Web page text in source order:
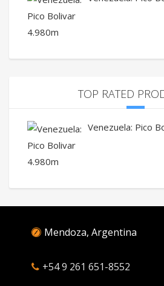
TOP RATED
Venezuela: Pico
Mendoza, Argentina
+54 9 261 651-8552